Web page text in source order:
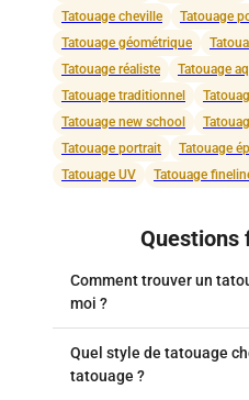
Tatouage cheville
Tatouage
Tatouage géométrique
Tatouage réaliste
Tatouage
Tatouage traditionnel
Tatouage new school
Tatouage portrait
Tatouage
Tatouage UV
Tatouage
Questions
Comment trouver un
moi ?
Quel style de tatouage
tatouage ?